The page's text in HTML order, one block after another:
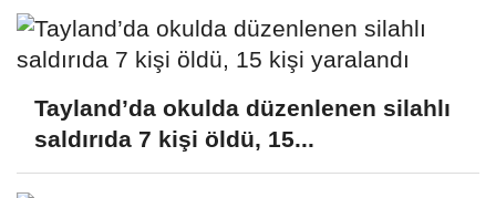
Tayland’da okulda düzenlenen silahlı
saldırıda 7 kişi öldü, 15...